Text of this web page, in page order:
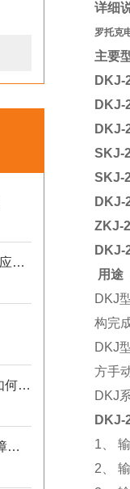
隔爆型矿用电动蝶阀常见的故障相应解决方法
ZDLP-16C电动调节阀不能“关严”如何处理？
记住了！ZDLP单座调节阀出现故障后应及时的解决
详细
罗托克
主要
DKJ-
DKJ-
DKJ-
SKJ-
SKJ-
DKJ-
ZKJ-
DKJ-
用途
DKJ
构完
DKJ
方手
DKJ
DKJ-
1、
2、